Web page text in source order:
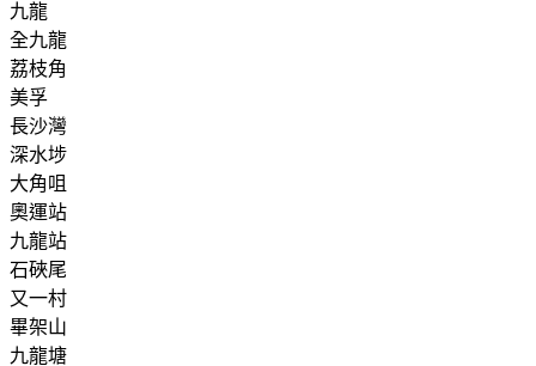
九龍
全九龍
荔枝角
美孚
長沙灣
深水埗
大角咀
奧運站
九龍站
石硤尾
又一村
畢架山
九龍塘